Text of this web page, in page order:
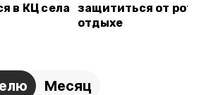
в КЦ села
защититься от
отдыхе
Месяц